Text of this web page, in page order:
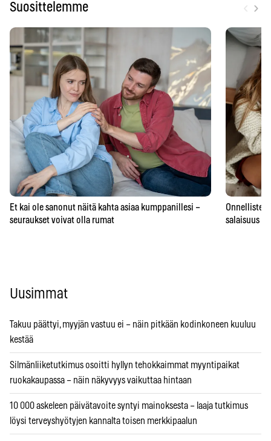
Suosittelemme ›
Et kai ole sanonut näitä kahta asiaa kumppanillesi –
seuraukset voivat olla rumat
Onnellisten
salaisuus –
Uusimmat
Takuu päättyi, myyjän vastuu ei – näin pitkään kodinkoneen kuuluu
kestää
Silmänliiketutkimus osoitti hyllyn tehokkaimmat myyntipaikat
ruokakaupassa – näin näkyvyys vaikuttaa hintaan
10 000 askeleen päivätavoite syntyi mainoksesta – laaja tutkimus
löysi terveyshyötyjen kannalta toisen merkkipaalun